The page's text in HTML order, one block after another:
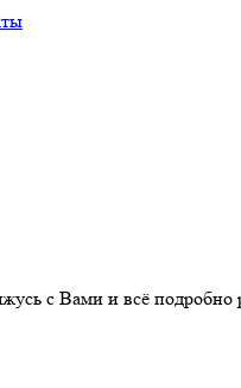
с Вами и всё подробно